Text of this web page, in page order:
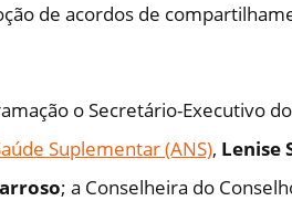
de acordos de
o Secretário-Executivo
Suplementar (ANS), Lenise
; a Conselheira do